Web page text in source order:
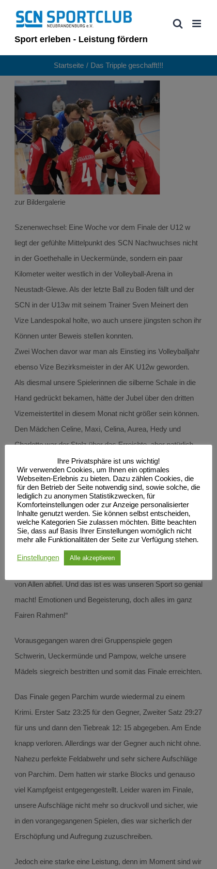
Inhalt
springenSport erleben - Leistung fördern
Startseite Das Tripple geschafft!!!
zur Bildergalerie
Szenenwechsel: Eine Woche vor dem Finale der U12 w
liegt der gefühlte Mittelpunkt des SCN Nachwuchses nicht
in der Goethehalle in Ueckermünde, sondern ein paar
Kilometer weiter westlich in der Volleyball-Arena in
Neustadt-Glewe. Als der letzte Ball zu Boden fällt und der
SCN in der U13w mit seinem Trainer Sven Meinert den
Vize Landespokal holte, wo auch unsere jüngsten schon ihr
Können unter Beweis stellen konnten.
Zwei Wochen davor war man als Einstieg ins Volleyballjahr
ebenso Vize Bezirksmeister in der AK U12w geworden.
Als diesmal unsere Spielerinnen die silberne Schale in die
Hand gedrückt bekamen, hätte der Jubel über den dritten
Vizemeistertitel in diesem Monat nicht größer sein können.
Den Mädchen Celine, Maxi, Celina, Aurea, Hedy und
Charlotte war der Stolz über das Erreichte, aber natürlich
auch große Erschöpfung anzusehen!
Der Trainer beschreibt seine Emotionen: „Einfach nur
Begeisterung! Es war toll mit anzusehen wie die Mädels ihr
bereits Erlerntes mit unheimlich viel Spaß und Siegeswillen
auf dem Parket unter Beweis stellten. Wie wir und unsere
Zuschauer in den vier Spielen des Turnieres mitfieberten
war einfach unglaublich, alle konnten am Ende nur erledigt
von Allen abfiel. Und das ist es was unseren Sport so genial
macht! Emotionen und Begeisterung, doch alles im ganz
Fairen Rahmen!“
Vorausgegangen waren drei Gruppenspiele gegen
Schwerin, Ueckermünde und Pampow, welche unsere
Mädels siegreich bestritten und somit das Finale erreichten.
Das Finale gegen Parchim wurde wiedermal zu einem
Krimi. Erster Satz 23:25 für den Gegner, Zweiter Satz 29:27
für uns und dann den Tiebreak 12: 15 abgegeben. Am Ende
knapp verloren. Allerdings war der Gegner auch nicht ohne.
Nahezu perfekte Feldabwehr und sehr sichere Aufschläge
von Parchim. Dem hatten wir starke Blocks und genauso
viel Kampfgeist entgegengestellt. Leider waren im Finale,
unsere Aufschläge nicht mehr so druckvoll und sicher, wie
in den vorangegangenen Spielen, dies war sicherlich der
Erschöpfung und Aufregung zuzuschreiben.
Jedoch eine starke eine Leistung, denn im Moment sind wir
Ihre Privatsphäre ist uns wichtig!
Wir verwenden Cookies, um Ihnen ein optimales
Webseiten-Erlebnis zu bieten. Dazu zählen Cookies, die
für den Betrieb der Seite notwendig sind, sowie solche, die
lediglich zu anonymen Statistikzwecken, für
Komforteinstellungen oder zur Anzeige personalisierter
Inhalte genutzt werden. Sie können selbst entscheiden,
welche Kategorien Sie zulassen möchten. Bitte beachten
Sie, dass auf Basis Ihrer Einstellungen womöglich nicht
mehr alle Funktionalitäten der Seite zur Verfügung stehen.
Einstellungen Alle akzeptieren